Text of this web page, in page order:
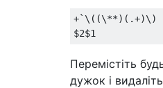
+`\((\**)(.+)\)
Перемістіть
дужок і